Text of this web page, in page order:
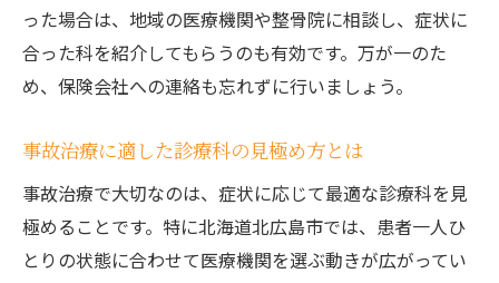
った場合は、地域の医療機関や整骨院に相談し、症状に
合った科を紹介してもらうのも有効です。万が一のた
め、保険会社への連絡も忘れずに行いましょう。
事故治療に適した診療科の見極め方とは
事故治療で大切なのは、症状に応じて最適な診療科を見
極めることです。特に北海道北広島市では、患者一人ひ
とりの状態に合わせて医療機関を選ぶ動きが広がってい